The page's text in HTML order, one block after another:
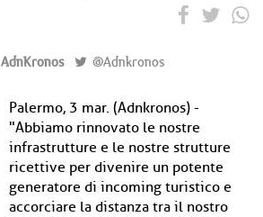
AdnKronos @Adnkronos
Palermo, 3 mar. (Adnkronos) -
"Abbiamo rinnovato le nostre
infrastrutture e le nostre strutture
ricettive per divenire un potente
generatore di incoming turistico e
accorciare la distanza tra il nostro